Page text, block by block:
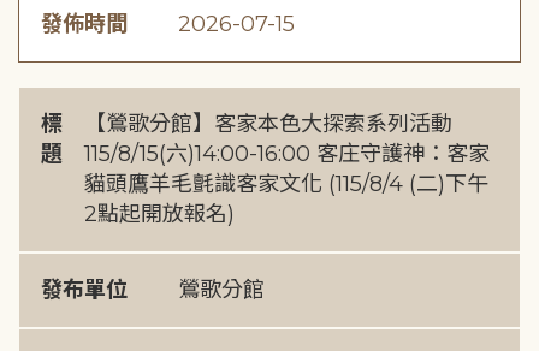
發佈時間 2026-07-15
標
題
【鶯歌分館】客家本色大探索系列活動
115/8/15(六)14:00-16:00 客庄守護神：客家
貓頭鷹羊毛氈識客家文化 (115/8/4 (二)下午
2點起開放報名)
發布單位 鶯歌分館